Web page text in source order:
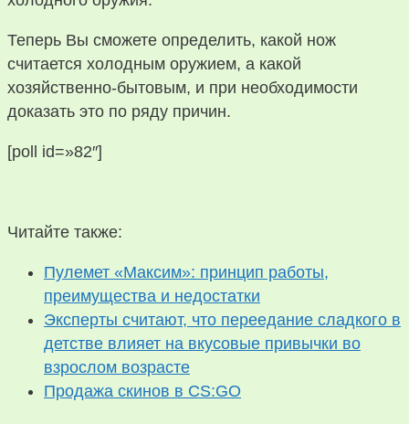
Теперь Вы сможете определить, какой нож
считается холодным оружием, а какой
хозяйственно-бытовым, и при необходимости
доказать это по ряду причин.
[poll id=»82″]
Читайте также:
Пулемет «Максим»: принцип работы,
преимущества и недостатки
Эксперты считают, что переедание сладкого в
детстве влияет на вкусовые привычки во
взрослом возрасте
Продажа скинов в CS:GO